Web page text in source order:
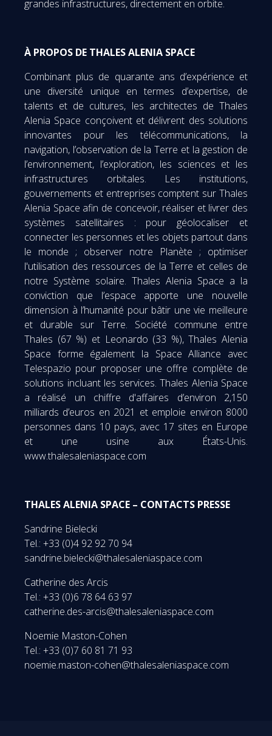
grandes infrastructures, directement en orbite.
À PROPOS DE THALES ALENIA SPACE
Combinant plus de quarante ans d’expérience et
une diversité unique en termes d’expertise, de
talents et de cultures, les architectes de Thales
Alenia Space conçoivent et délivrent des solutions
innovantes pour les télécommunications, la
navigation, l’observation de la Terre et la gestion de
l’environnement, l’exploration, les sciences et les
infrastructures orbitales. Les institutions,
gouvernements et entreprises comptent sur Thales
Alenia Space afin de concevoir, réaliser et livrer des
systèmes satellitaires : pour géolocaliser et
connecter les personnes et les objets partout dans
le monde ; observer notre Planète ; optimiser
l'utilisation des ressources de la Terre et celles de
notre Système solaire. Thales Alenia Space a la
conviction que l’espace apporte une nouvelle
dimension à l’humanité pour bâtir une vie meilleure
et durable sur Terre. Société commune entre
Thales (67 %) et Leonardo (33 %), Thales Alenia
Space forme également la Space Alliance avec
Telespazio pour proposer une offre complète de
solutions incluant les services. Thales Alenia Space
a réalisé un chiffre d'affaires d’environ 2,150
milliards d’euros en 2021 et emploie environ 8000
personnes dans 10 pays, avec 17 sites en Europe
et une usine aux États-Unis.
www.thalesaleniaspace.com
THALES ALENIA SPACE – CONTACTS PRESSE
Sandrine Bielecki
Tel.: +33 (0)4 92 92 70 94
sandrine.bielecki@thalesaleniaspace.com
Catherine des Arcis
Tel.: +33 (0)6 78 64 63 97
catherine.des-arcis@thalesaleniaspace.com
Noemie Maston-Cohen
Tel.: +33 (0)7 60 81 71 93
noemie.maston-cohen@thalesaleniaspace.com